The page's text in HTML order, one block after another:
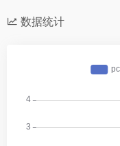
数据统计